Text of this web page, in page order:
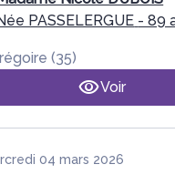
PASSELERGUE - 89
(35)
Voir
04 mars 2026